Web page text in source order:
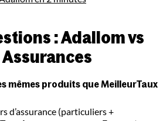
: Adallom vs
mêmes produits que MeilleurTaux
d’assurance (particuliers +